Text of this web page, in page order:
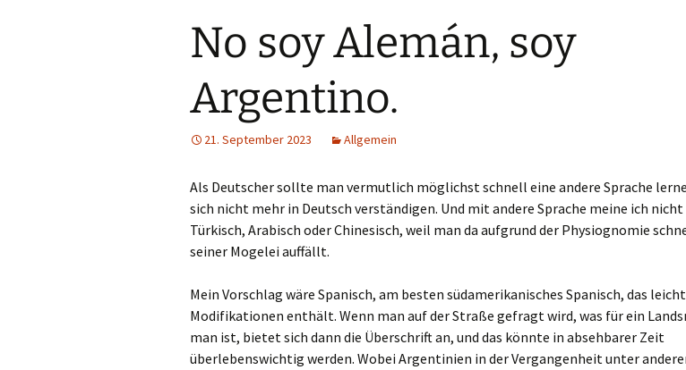
No soy Alemán, soy
Argentino.
21. September 2023 Allgemein
Als Deutscher sollte man vermutlich möglichst schnell eine andere Sprache
sich nicht mehr in Deutsch verständigen. Und mit andere Sprache meine ich nicht
Türkisch, Arabisch oder Chinesisch, weil man da aufgrund der Physiognomie
seiner Mogelei auffällt.
Mein Vorschlag wäre Spanisch, am besten südamerikanisches Spanisch, das
Modifikationen enthält. Wenn man auf der Straße gefragt wird, was für ein
man ist, bietet sich dann die Überschrift an, und das könnte in absehbarer Zeit
überlebenswichtig werden. Wobei Argentinien in der Vergangenheit unter